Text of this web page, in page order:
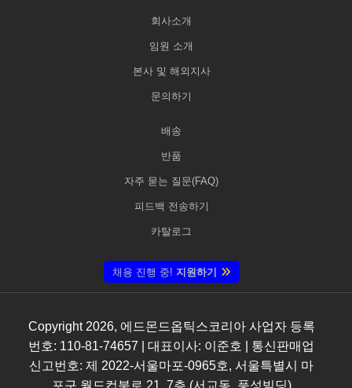
회사소개
임원 소개
본사 및 해외지사
문의하기
배송
반품
자주 묻는 질문(FAQ)
피드백 전송하기
카탈로그
채용 진행 중! 지원하기
Copyright 2026, 에드몬드옵틱스코리아 사업자 등록
번호: 110-81-74657 | 대표이사: 이준호 | 통신판매업
신고번호: 제 2022-서울마포-0965호, 서울특별시 마
포구 월드컵북로 21, 7층 (서교동, 풍성빌딩)